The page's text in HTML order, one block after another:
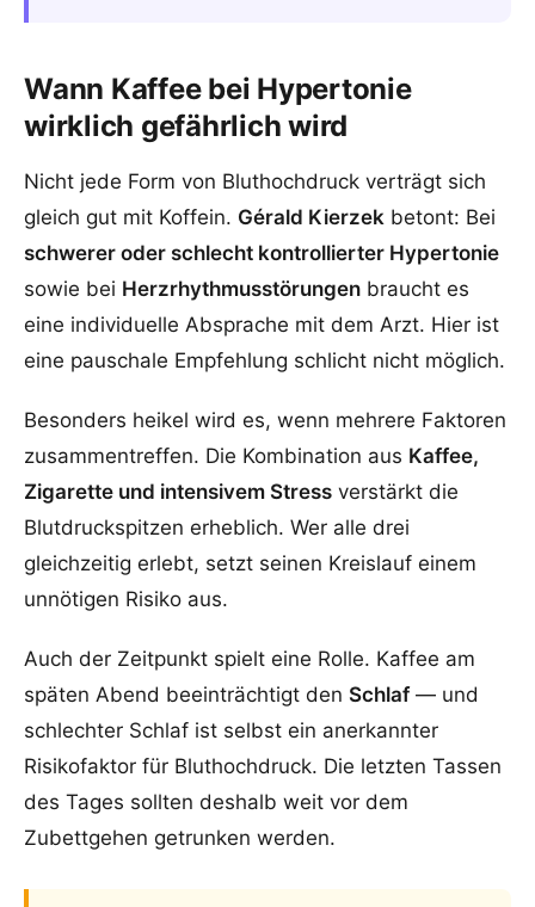
Wann Kaffee bei Hypertonie
wirklich gefährlich wird
Nicht jede Form von Bluthochdruck verträgt sich
gleich gut mit Koffein. Gérald Kierzek betont: Bei
schwerer oder schlecht kontrollierter Hypertonie
sowie bei Herzrhythmusstörungen braucht es
eine individuelle Absprache mit dem Arzt. Hier ist
eine pauschale Empfehlung schlicht nicht möglich.
Besonders heikel wird es, wenn mehrere Faktoren
zusammentreffen. Die Kombination aus Kaffee,
Zigarette und intensivem Stress verstärkt die
Blutdruckspitzen erheblich. Wer alle drei
gleichzeitig erlebt, setzt seinen Kreislauf einem
unnötigen Risiko aus.
Auch der Zeitpunkt spielt eine Rolle. Kaffee am
späten Abend beeinträchtigt den Schlaf— und
schlechter Schlaf ist selbst ein anerkannter
Risikofaktor für Bluthochdruck. Die letzten Tassen
des Tages sollten deshalb weit vor dem
Zubettgehen getrunken werden.